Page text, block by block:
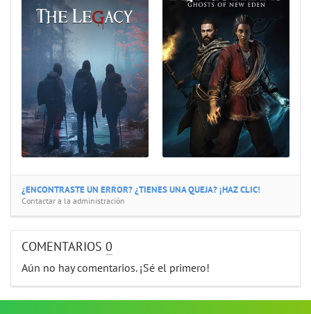
¿ENCONTRASTE UN ERROR? ¿TIENES UNA QUEJA? ¡HAZ CLIC!
Contactar a la administración
COMENTARIOS 0
Aún no hay comentarios. ¡Sé el primero!